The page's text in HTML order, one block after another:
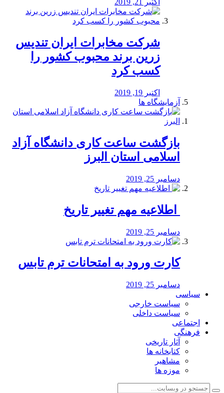
اکتبر 21, 2019
شرکت مخابرات ایران تندیس
زرین برند محبوب کشور را
کسب کرد
اکتبر 19, 2019
آزمایشگاه ها
بازگشت ساعت کاری دانشگاه آزاد
اسلامی استان البرز
دسامبر 25, 2019
️ اطلاعیه مهم تغییر تاریخ
دسامبر 25, 2019
کارت ورود به امتحانات ترم تابس
دسامبر 25, 2019
سیاسی
سیاست خارجی
سیاست داخلی
اجتماعی
فرهنگی
آثار تاریخی
کتابخانه ها
مشاهیر
موزه ها